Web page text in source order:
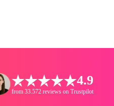
4.9
from 33.572 reviews on Trustpilot